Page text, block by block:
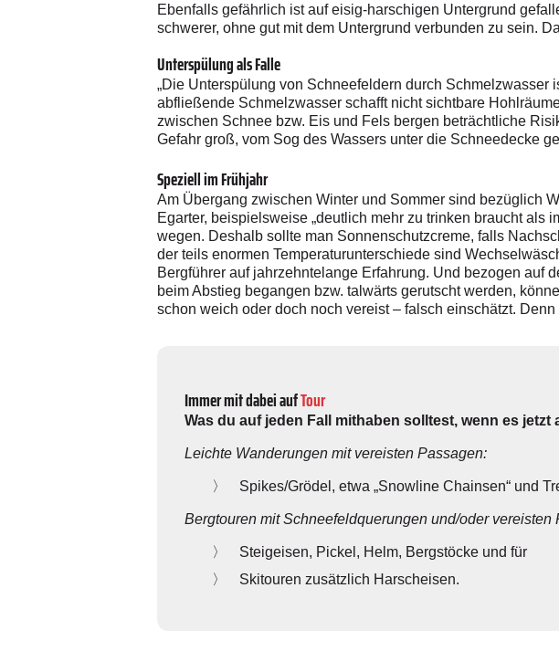
Ebenfalls gefährlich ist auf eisig-harschigen Untergrund
schwerer, ohne gut mit dem Untergrund verbunden zu sein.
Unterspülung als Falle
„Die Unterspülung von Schneefeldern durch Schmelzwasser
abfließende Schmelzwasser schafft nicht sichtbare
zwischen Schnee bzw. Eis und Fels bergen beträchtliche
Gefahr groß, vom Sog des Wassers unter die Schneedecke
Speziell im Frühjahr
Am Übergang zwischen Winter und Sommer sind bezüglich
Egarter, beispielsweise „deutlich mehr zu trinken braucht als
wegen. Deshalb sollte man Sonnenschutzcreme, falls
der teils enormen Temperaturunterschiede sind
Bergführer auf jahrzehntelange Erfahrung. Und bezogen auf
beim Abstieg begangen bzw. talwärts gerutscht werden,
schon weich oder doch noch vereist – falsch einschätzt.
Immer mit dabei aufTour
Was du auf jeden Fall mithaben solltest, wenn es jetzt
Leichte Wanderungen mit vereisten Passagen:
Spikes/Grödel, etwa „Snowline Chainsen“ und
Bergtouren mit Schneefeldquerungen und/oder
Steigeisen, Pickel, Helm, Bergstöcke und für
Skitouren zusätzlich Harscheisen.